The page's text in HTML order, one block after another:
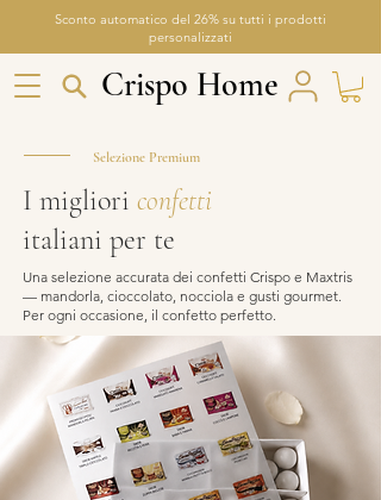
Sconto automatico del 26% su tutti i prodotti
personalizzati
Crispo Home
Crispo Home
Selezione Premium
I migliori confetti
italiani per te
Una selezione accurata dei confetti Crispo e Maxtris
— mandorla, cioccolato, nocciola e gusti gourmet.
Per ogni occasione, il confetto perfetto.